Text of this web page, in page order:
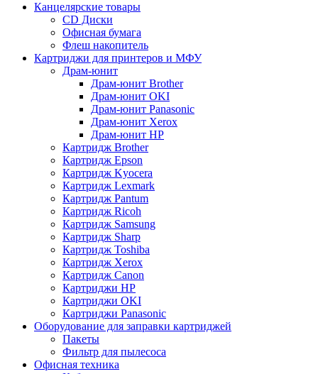
Канцелярские товары
CD Диски
Офисная бумага
Флеш накопитель
Картриджи для принтеров и МФУ
Драм-юнит
Драм-юнит Brother
Драм-юнит OKI
Драм-юнит Panasonic
Драм-юнит Xerox
Драм-юнит НР
Картридж Brother
Картридж Epson
Картридж Kyocera
Картридж Lexmark
Картридж Pantum
Картридж Ricoh
Картридж Samsung
Картридж Sharp
Картридж Toshiba
Картридж Xerox
Картридж Сanon
Картриджи HP
Картриджи OKI
Картриджи Panasonic
Оборудование для заправки картриджей
Пакеты
Фильтр для пылесоса
Офисная техника